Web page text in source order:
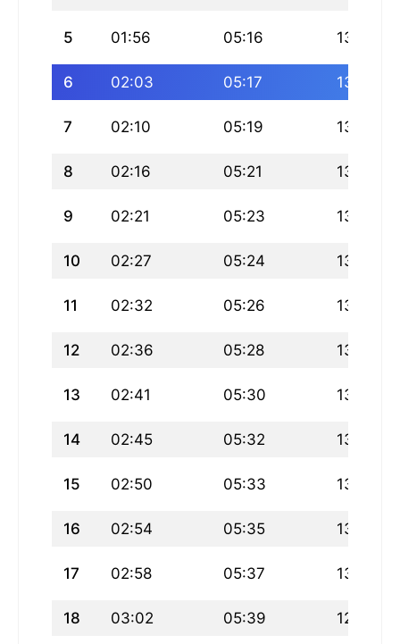
5 01:56 05:16 13:02
6 02:03 05:17 13:02
7 02:10 05:19 13:01
8 02:16 05:21 13:01
9 02:21 05:23 13:01
10 02:27 05:24 13:01
11 02:32 05:26 13:01
12 02:36 05:28 13:01
13 02:41 05:30 13:00
14 02:45 05:32 13:00
15 02:50 05:33 13:00
16 02:54 05:35 13:00
17 02:58 05:37 13:00
18 03:02 05:39 12:59